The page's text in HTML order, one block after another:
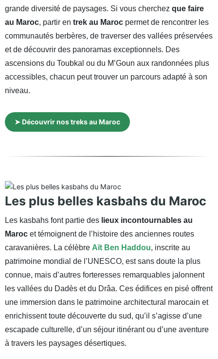
grande diversité de paysages. Si vous cherchez que faire
au Maroc, partir en trek au Maroc permet de rencontrer les
communautés berbères, de traverser des vallées préservées
et de découvrir des panoramas exceptionnels. Des
ascensions du Toubkal ou du M’Goun aux randonnées plus
accessibles, chacun peut trouver un parcours adapté à son
niveau.
➤ Découvrir nos treks au Maroc
Les plus belles kasbahs du Maroc
Les kasbahs font partie des lieux incontournables au
Maroc et témoignent de l’histoire des anciennes routes
caravanières. La célèbre Aït Ben Haddou, inscrite au
patrimoine mondial de l’UNESCO, est sans doute la plus
connue, mais d’autres forteresses remarquables jalonnent
les vallées du Dadès et du Drâa. Ces édifices en pisé offrent
une immersion dans le patrimoine architectural marocain et
enrichissent toute découverte du sud, qu’il s’agisse d’une
escapade culturelle, d’un séjour itinérant ou d’une aventure
à travers les paysages désertiques.